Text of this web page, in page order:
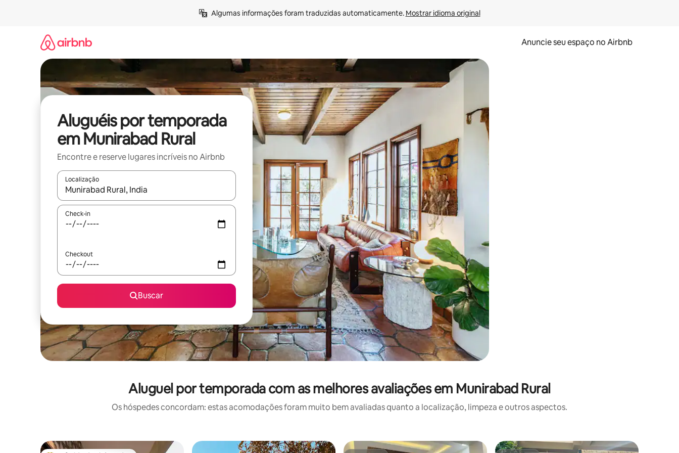
Algumas informações foram traduzidas automaticamente. Mostrar idioma original
Anuncie seu espaço no Airbnb
Aluguéis por temporada
em Munirabad Rural
Encontre e reserve lugares incríveis no Airbnb
Localização
Quando os resultados estiverem disponíveis, explore-os usando as seta para cima e para baixo do teclado ou tocando e deslizando o dedo na tela.
Check-in
Checkout
Buscar
Aluguel por temporada com as melhores avaliações em Munirabad Rural
Os hóspedes concordam: estas acomodações foram muito bem avaliadas quanto a localização, limpeza e outros aspectos.